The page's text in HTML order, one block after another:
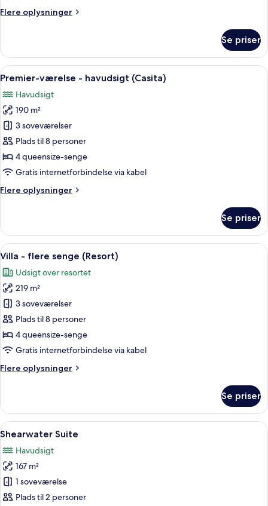
Flere oplysninger
Flere
værelse
havudsigt
Se priser
Indlæs
alle
billeder
af
Premier-
værelse
-
havudsigt
En rummelig stue med pejs, stort
6
Premier-værelse - havudsigt (Casita)
Havudsigt
190 m²
3 soveværelser
Plads til 8 personer
4 queensize-senge
Gratis internetforbindelse via kabel
Flere oplysninger
Flere
værelse
havudsigt
Se priser
Indlæs
alle
billeder
af
Villa
-
flere
senge
En rummelig stue med en grå sofa,
7
Villa - flere senge (Resort)
Udsigt over resortet
219 m²
3 soveværelser
Plads til 8 personer
4 queensize-senge
Gratis internetforbindelse via kabel
Flere oplysninger
Flere
-
flere
senge
Se priser
Indlæs
alle
billeder
af
Shearwater
Suite
Et hotelværelse med en stor seng,
6
Shearwater Suite
Havudsigt
167 m²
1 soveværelse
Plads til 2 personer